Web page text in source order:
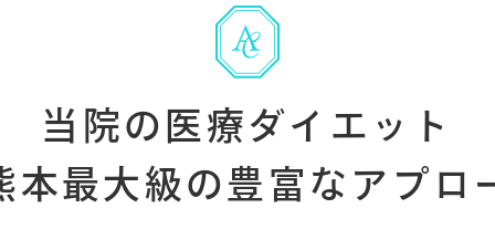
当院の医療ダイエット
本最大級の豊富なアプロ